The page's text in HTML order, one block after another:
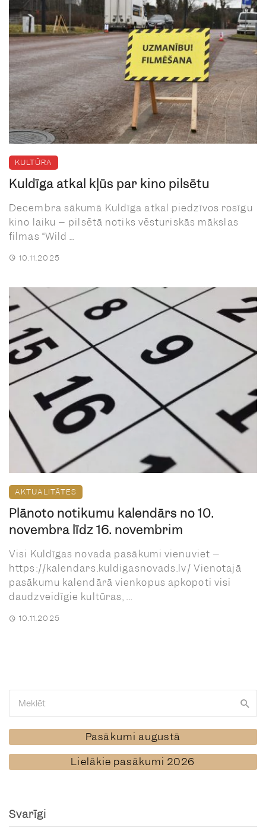
KULTŪRA
Kuldīga atkal kļūs par kino pilsētu
Decembra sākumā Kuldīga atkal piedzīvos rosīgu
kino laiku – pilsētā notiks vēsturiskās mākslas
filmas “Wild ...
10.11.2025
AKTUALITĀTES
Plānoto notikumu kalendārs no 10.
novembra līdz 16. novembrim
Visi Kuldīgas novada pasākumi vienuviet –
https://kalendars.kuldigasnovads.lv/ Vienotajā
pasākumu kalendārā vienkopus apkopoti visi
daudzveidīgie kultūras, ...
10.11.2025
Pasākumi augustā
Lielākie pasākumi 2026
Svarīgi